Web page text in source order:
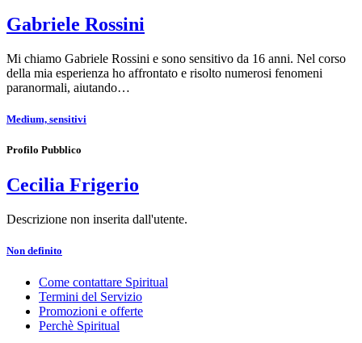
Gabriele Rossini
Mi chiamo Gabriele Rossini e sono sensitivo da 16 anni. Nel corso
della mia esperienza ho affrontato e risolto numerosi fenomeni
paranormali, aiutando…
Medium, sensitivi
Profilo Pubblico
Cecilia Frigerio
Descrizione non inserita dall'utente.
Non definito
Come contattare Spiritual
Termini del Servizio
Promozioni e offerte
Perchè Spiritual